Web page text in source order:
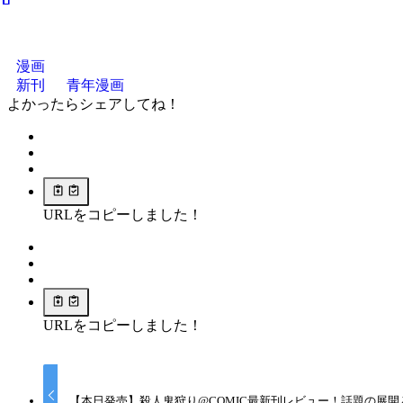
漫画
新刊
青年漫画
よかったらシェアしてね！
URLをコピーしました！
URLをコピーしました！